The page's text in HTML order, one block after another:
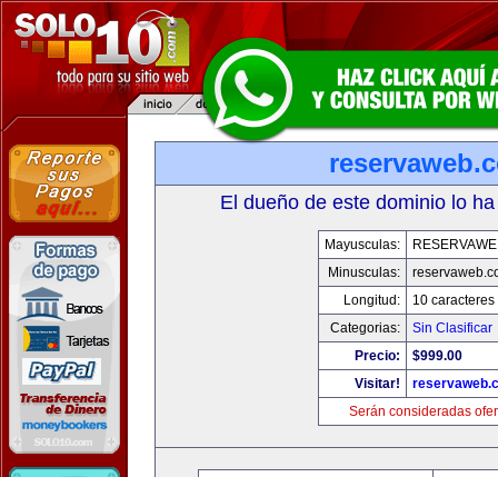
El dueño de este dominio lo
Mayusculas:
Minusculas:
Longitud:
10 caracteres
Categorias:
Sin Clasificar
Precio:
$999.00
Visitar!
Serán consideradas